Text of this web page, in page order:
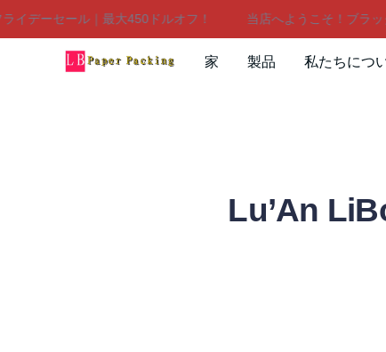
ーセール｜最大450ドルオフ！ 当店へようこそ！ブラック
家 製品 私たちにつ
Lu’An